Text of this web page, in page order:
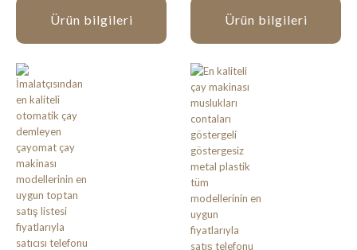
Ürün bilgileri Ürün bilgileri